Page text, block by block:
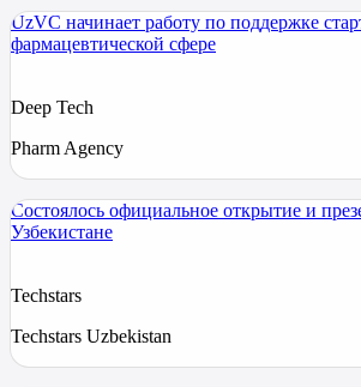
UzVC начинает работу по поддержке
фармацевтической сфере
Deep Tech
Pharm Agency
Состоялось официальное открытие и
Узбекистане
Techstars
Techstars Uzbekistan